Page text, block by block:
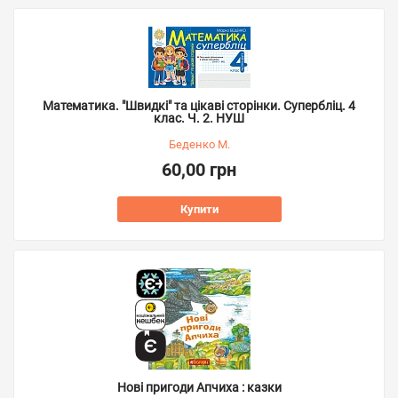
Математика. "Швидкі" та цікаві сторінки. Супербліц. 4
клас. Ч. 2. НУШ
Беденко М.
60,00 грн
Купити
Нові пригоди Апчиха : казки